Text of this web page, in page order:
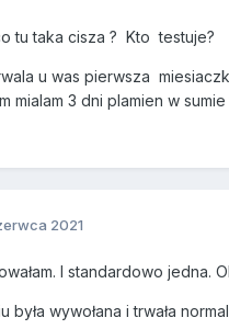
tu taka cisza ? Kto testuje?
u was pierwsza
mialam 3 dni plamien w
2021
I standardowo jedna.
była wywołana i trwała